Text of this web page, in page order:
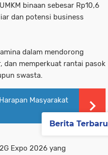
binaan sebesar Rp10,6
dan potensi business
dalam mendorong
dan memperkuat rantai pasok
swasta.
Masyarakat
Expo 2026 yang
Berita Terbaru